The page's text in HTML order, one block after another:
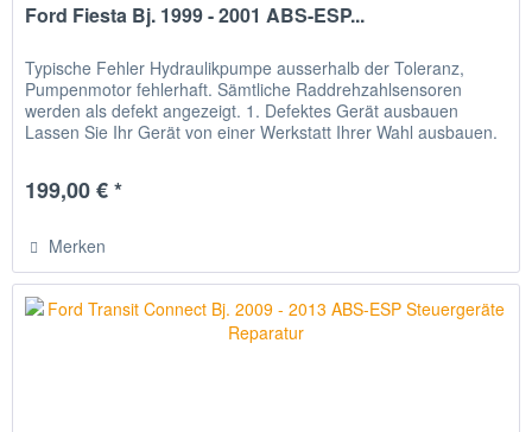
Ford Fiesta Bj. 1999 - 2001 ABS-ESP...
Typische Fehler Hydraulikpumpe ausserhalb der Toleranz,
Pumpenmotor fehlerhaft. Sämtliche Raddrehzahlsensoren
werden als defekt angezeigt. 1. Defektes Gerät ausbauen
Lassen Sie Ihr Gerät von einer Werkstatt Ihrer Wahl ausbauen.
199,00 € *
Merken